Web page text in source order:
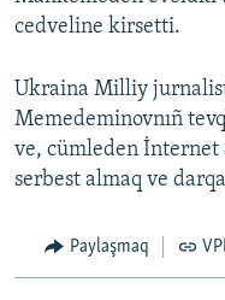
cedveline kirsetti.
Ukraina Milliy
Memedeminovnıñ
ve, cümleden İnternet
serbest almaq ve
Paylaşmaq